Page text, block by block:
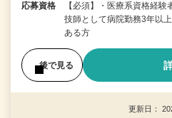
応募資格
【必須】・医療系資格経
技師として病院勤務3年以
ある方
後で見る
更新日：